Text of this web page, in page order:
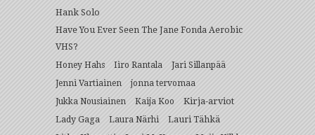
Hank Solo
Have You Ever Seen The Jane Fonda Aerobic
VHS?
Honey Hahs Iiro Rantala
Jari Sillanpää
Jenni Vartiainen
jonna tervomaa
Jukka Nousiainen
Kaija Koo
Kirja-arviot
Lady Gaga
Laura Närhi
Lauri Tähkä